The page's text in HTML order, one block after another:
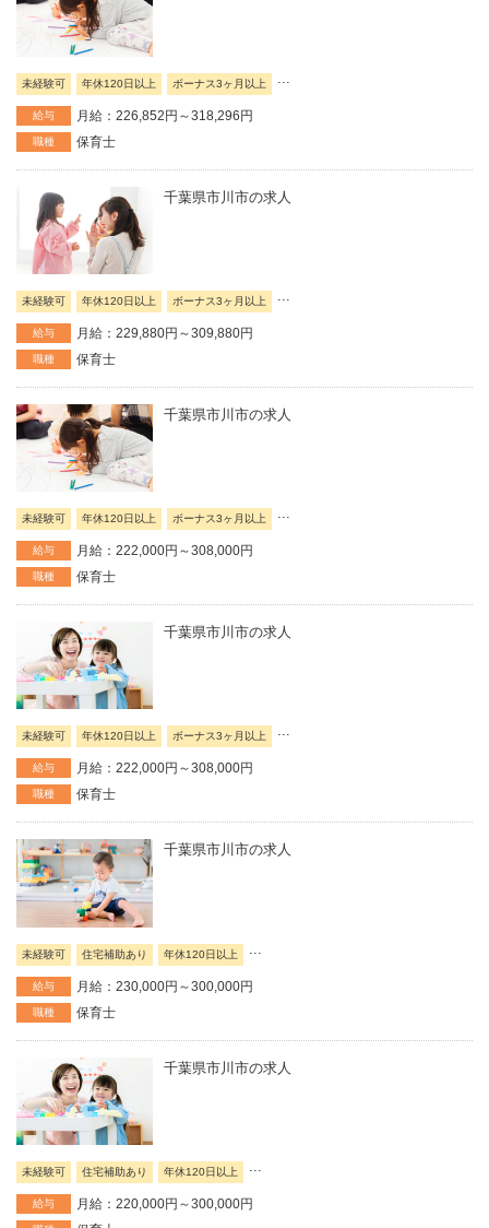
未経験可 年休120日以上 ボーナス3ヶ月以上
給与 月給：226,852円～318,296円
職種 保育士
千葉県市川市の求人
未経験可 年休120日以上 ボーナス3ヶ月以上
給与 月給：229,880円～309,880円
職種 保育士
千葉県市川市の求人
未経験可 年休120日以上 ボーナス3ヶ月以上 ...
給与 月給：222,000円～308,000円
職種 保育士
千葉県市川市の求人
未経験可 年休120日以上 ボーナス3ヶ月以上 ...
給与 月給：222,000円～308,000円
職種 保育士
千葉県市川市の求人
未経験可 住宅補助あり 年休120日以上
給与 月給：230,000円～300,000円
職種 保育士
千葉県市川市の求人
未経験可 住宅補助あり 年休120日以上
給与 月給：220,000円～300,000円